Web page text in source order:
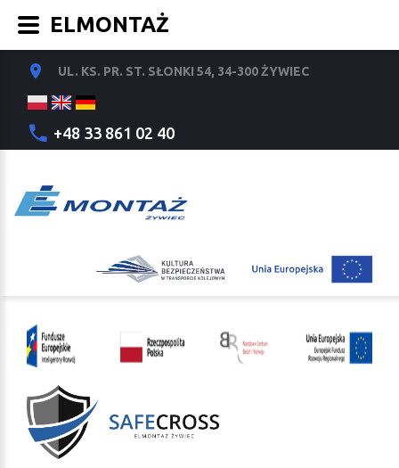
UL. KS. PR. ST. SŁONKI 54, 34-300 ŻYWIEC
+48 33 861 02 40
ELMONTAŻ